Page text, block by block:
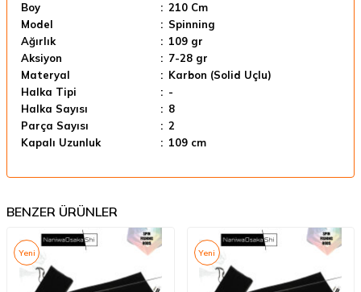
Boy
: 210 Cm
Model
: Spinning
Ağırlık
: 109 gr
Aksiyon
: 7-28 gr
Materyal
: Karbon (Solid Uçlu)
Halka Tipi
: -
Halka Sayısı
: 8
Parça Sayısı
: 2
Kapalı Uzunluk
: 109 cm
BENZER ÜRÜNLER
Yeni Yeni